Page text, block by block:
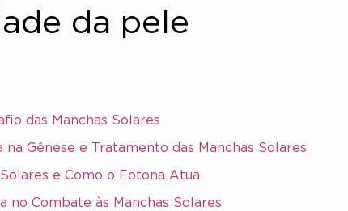
da pele
das Manchas Solares
na Gênese e Tratamento das Manchas Solares
Solares e Como o Fotona Atua
no Combate às Manchas Solares